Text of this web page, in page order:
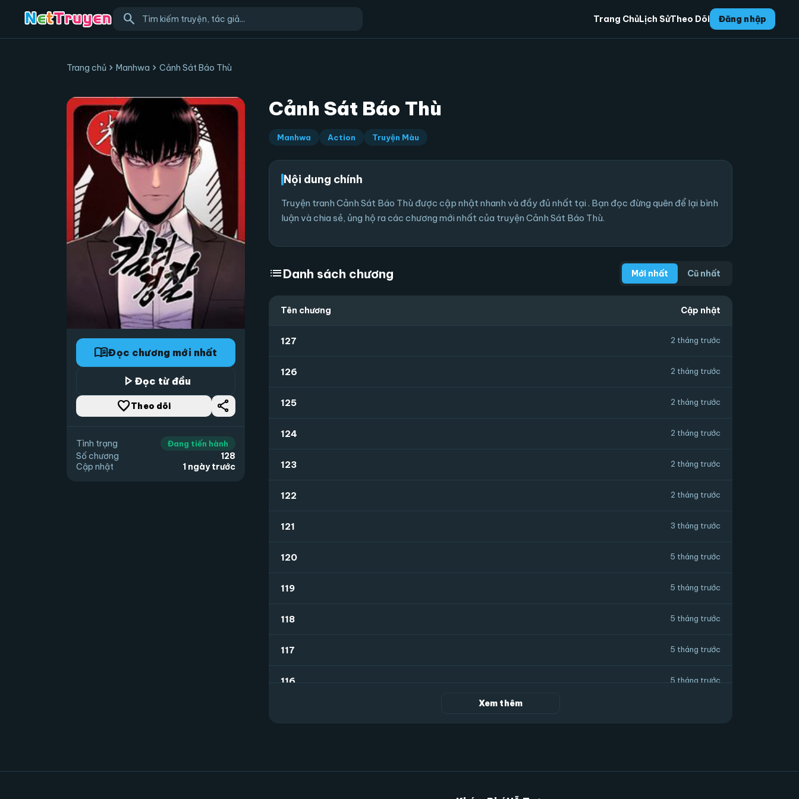
search Trang ChủLịch SửTheo Dõi Đăng nhập
Trang chủ chevron_right Manhwa chevron_right Cảnh Sát Báo Thù
menu_bookĐọc chương mới nhất
play_arrow Đọc từ đầu
favorite_borderTheo dõi share
Tình trạng Đang tiến hành
Số chương
128
Cập nhật
1 ngày trước
Cảnh Sát Báo Thù
Manhwa Action Truyện Màu
Nội dung chính
Truyện tranh Cảnh Sát Báo Thù được cập nhật nhanh và đầy đủ nhất tại . Bạn đọc đừng quên để lại bình
luận và chia sẻ, ủng hộ ra các chương mới nhất của truyện Cảnh Sát Báo Thù.
listDanh sách chương Mới nhất Cũ nhất
Tên chương Cập nhật
127 2 tháng trước
126 2 tháng trước
125 2 tháng trước
124 2 tháng trước
123 2 tháng trước
122 2 tháng trước
121 3 tháng trước
120 5 tháng trước
119 5 tháng trước
118 5 tháng trước
117 5 tháng trước
116 5 tháng trước
113 5 tháng trước
Xem thêm